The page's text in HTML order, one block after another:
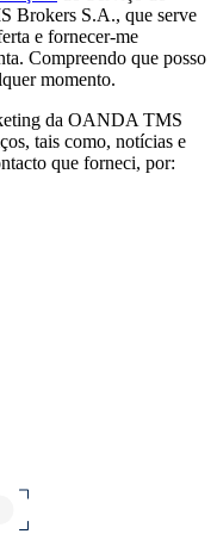
Brokers S.A., que serve
e fornecer-me
Compreendo que posso
momento.
da OANDA TMS
tais como, notícias e
que forneci, por: